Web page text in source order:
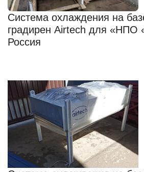
Система охлаждения на
градирен Airtech для «НПО
Россия